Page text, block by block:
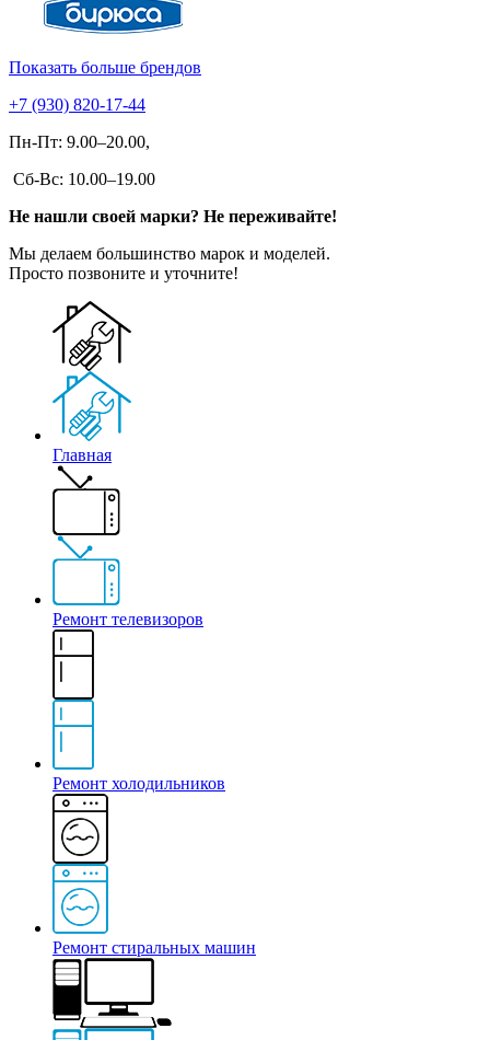
Показать больше брендов
+7 (930) 820-17-44
Пн-Пт: 9.00–20.00,
Сб-Вс: 10.00–19.00
Не нашли своей марки? Не переживайте!
Мы делаем большинство марок и моделей.
Просто позвоните и уточните!
Главная
Ремонт телевизоров
Ремонт холодильников
Ремонт стиральных машин